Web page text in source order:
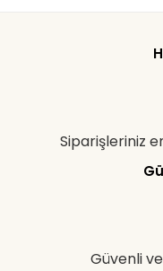
Siparişleriniz
Güvenli